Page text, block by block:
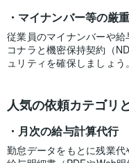
マイナンバー等の厳
従業員のマイナンバーや
コナラと機密保持契約（
ュリティを確保しましょう。
人気の依頼カテゴリ
月次の給与計算代行
勤怠データをもとに残業代